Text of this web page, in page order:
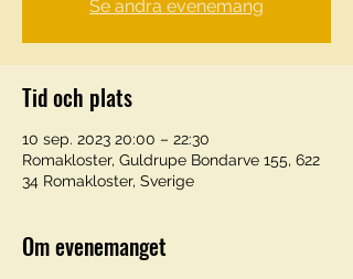
Se andra evenemang
Tid och plats
10 sep. 2023 20:00 – 22:30
Romakloster, Guldrupe Bondarve 155, 622
34 Romakloster, Sverige
Om evenemanget